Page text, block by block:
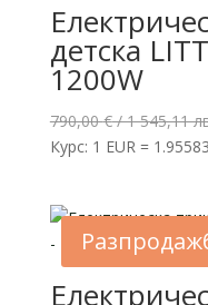
детска
1200W
790,00€/ 1 545,11
Курс: 1 EUR =